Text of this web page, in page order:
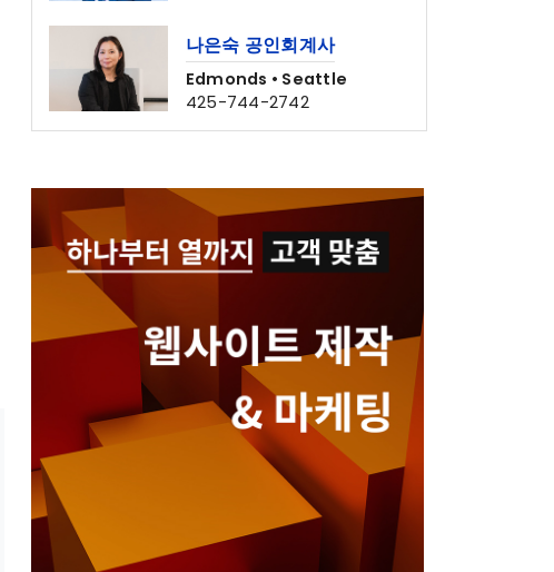
Edmonds • Seattle
425-744-2742
Bridge Law, PC
425-541-8611
CPADowntown Team
양인옥 부동산
커머셜 • 비즈니스
425-829-7642
심상준 부동산
425-772-1876